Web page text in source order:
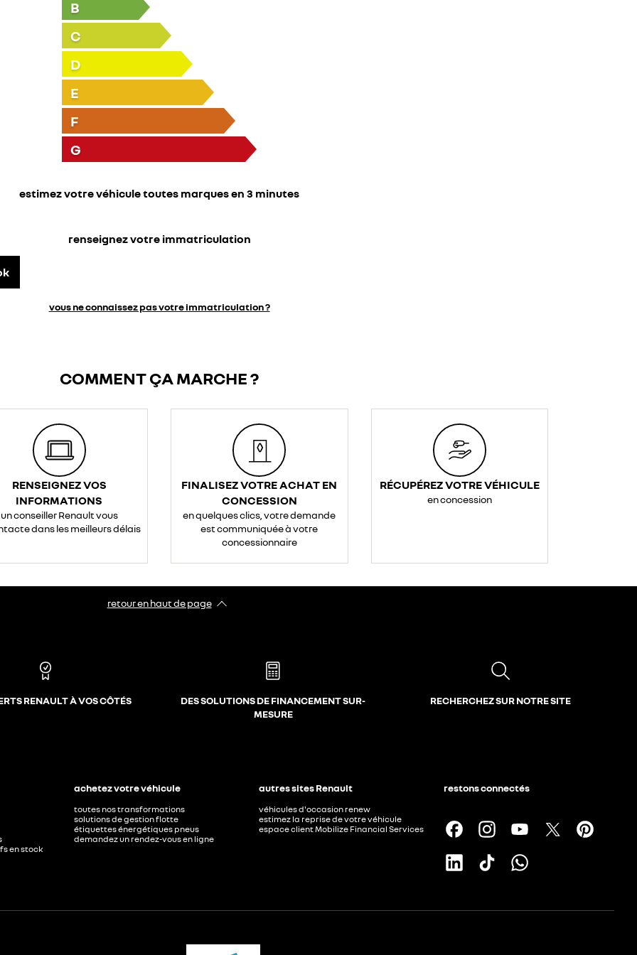
B
C
D
E
F
G
estimez votre véhicule toutes marques en 3 minutes
renseignez votre immatriculation
vous ne connaissez pas votre immatriculation ?
COMMENT ÇA MARCHE ?
RENSEIGNEZ VOS
INFORMATIONS
un conseiller Renault vous
dans les meilleurs délais
FINALISEZ VOTRE ACHAT EN
CONCESSION
en quelques clics, votre demande
est communiquée à votre
concessionnaire
RÉCUPÉREZ VOTRE VÉHICULE
en concession
retour en haut de page​
RENAULT À VOS CÔTÉS
DES SOLUTIONS DE FINANCEMENT SUR-
MESURE
RECHERCHEZ SUR NOTRE SITE
en stock
achetez votre véhicule
toutes nos transformations
solutions de gestion flotte
étiquettes énergétiques pneus
demandez un rendez-vous en ligne
autres sites Renault
véhicules d'occasion renew
estimez la reprise de votre véhicule
espace client Mobilize Financial Services
restons connectés